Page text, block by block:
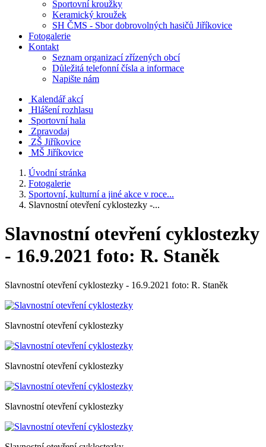
Sportovní kroužky
Keramický kroužek
SH ČMS - Sbor dobrovolných hasičů Jiříkovice
Fotogalerie
Kontakt
Seznam organizací zřízených obcí
Důležitá telefonní čísla a informace
Napište nám
Kalendář akcí
Hlášení rozhlasu
Sportovní hala
Zpravodaj
ZŠ Jiříkovice
MŠ Jiříkovice
Úvodní stránka
Fotogalerie
Sportovní, kulturní a jiné akce v roce...
Slavnostní otevření cyklostezky -...
Slavnostní otevření cyklostezky
- 16.9.2021 foto: R. Staněk
Slavnostní otevření cyklostezky - 16.9.2021 foto: R. Staněk
Slavnostní otevření cyklostezky
Slavnostní otevření cyklostezky
Slavnostní otevření cyklostezky